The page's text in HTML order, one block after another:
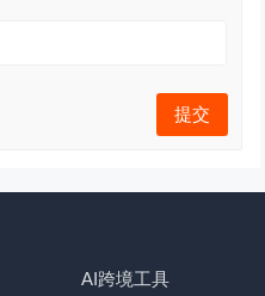
AI跨境工具